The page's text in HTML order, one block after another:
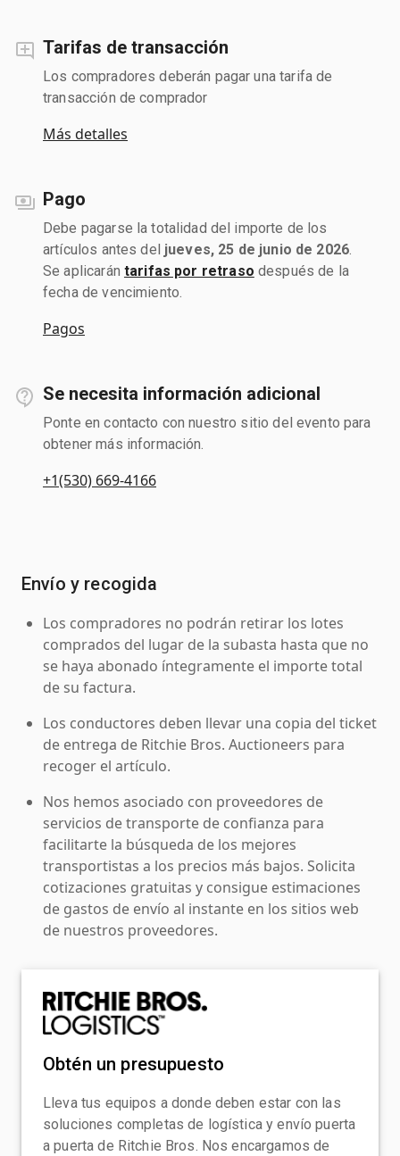
Tarifas de transacción
Los compradores deberán pagar una tarifa de
transacción de comprador
Más detalles
Pago
Debe pagarse la totalidad del importe de los
artículos antes del jueves, 25 de junio de 2026
Se aplicarán tarifas por retraso después de la
fecha de vencimiento.
Pagos
Se necesita información adicional
Ponte en contacto con nuestro sitio del evento para
obtener más información.
+1(530) 669-4166
Envío y recogida
Los compradores no podrán retirar los lotes
comprados del lugar de la subasta hasta que no
se haya abonado íntegramente el importe total
de su factura.
Los conductores deben llevar una copia del ticket
de entrega de Ritchie Bros. Auctioneers para
recoger el artículo.
Nos hemos asociado con proveedores de
servicios de transporte de confianza para
facilitarte la búsqueda de los mejores
transportistas a los precios más bajos. Solicita
cotizaciones gratuitas y consigue estimaciones
de gastos de envío al instante en los sitios web
de nuestros proveedores.
Obtén un presupuesto
Lleva tus equipos a donde deben estar con las
soluciones completas de logística y envío puerta
a puerta de Ritchie Bros. Nos encargamos de